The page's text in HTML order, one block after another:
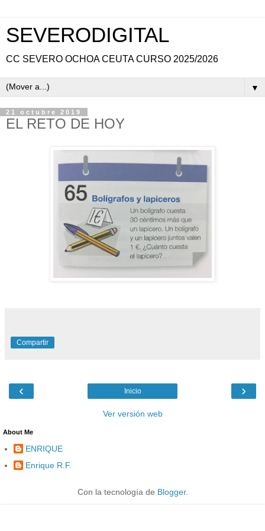
SEVERODIGITAL
CC SEVERO OCHOA CEUTA CURSO 2025/2026
▼
21 octubre 2019
EL RETO DE HOY
Compartir
‹ ›
Inicio
Ver versión web
About Me
ENRIQUE
Enrique R.F.
Con la tecnología de Blogger.